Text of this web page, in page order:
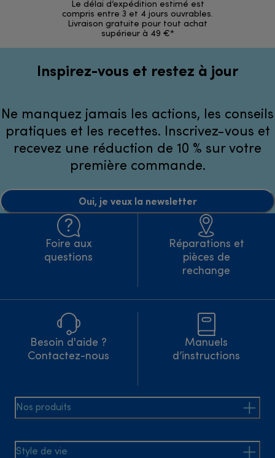
Le délai d’expédition estimé est
compris entre 3 et 4 jours ouvrables.
Livraison gratuite pour tout achat
supérieur à 49 €*
Inspirez-vous et restez à jour
Ne manquez jamais les actions, les conseils
pratiques et les recettes. Inscrivez-vous et
recevez une réduction de 10 % sur votre
première commande.
Oui, je veux la newsletter
Foire aux
questions
Réparations et
pièces de
rechange
Besoin d'aide ?
Contactez-nous
Manuels
d’instructions
Nos produits
Style de vie